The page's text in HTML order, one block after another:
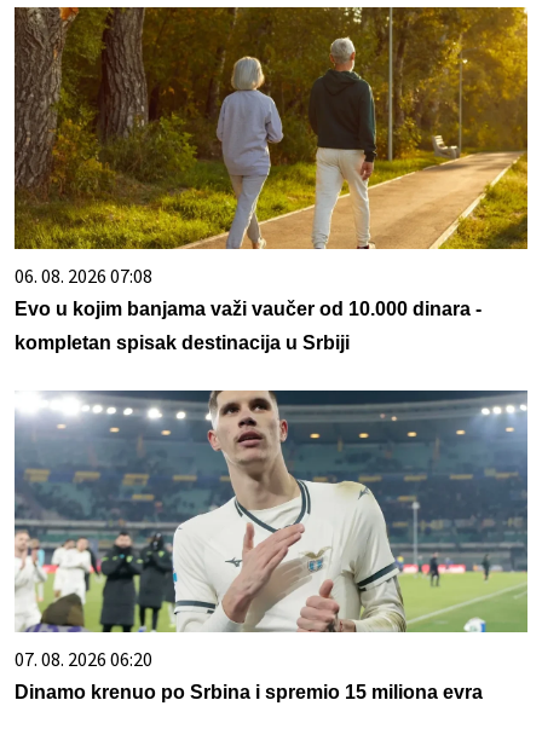
06. 08. 2026 07:08
Evo u kojim banjama važi vaučer od 10.000 dinara -
kompletan spisak destinacija u Srbiji
07. 08. 2026 06:20
Dinamo krenuo po Srbina i spremio 15 miliona evra